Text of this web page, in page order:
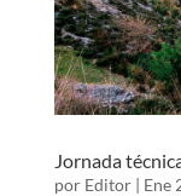
Jornada
por Editor| Ene